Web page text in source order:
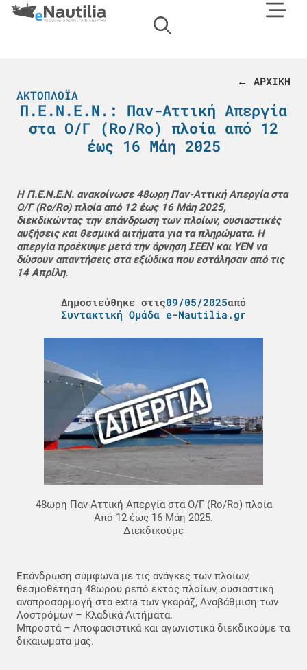
← ΑΡΧΙΚΗ
ΑΚΤΟΠΛΟΪΑ
Π.Ε.Ν.Ε.Ν.: Παν-Αττική Απεργία
στα Ο/Γ (Ro/Ro) πλοία από 12
έως 16 Μάη 2025
Η Π.Ε.Ν.Ε.Ν. ανακοίνωσε 48ωρη Παν-Αττική Απεργία στα
Ο/Γ (Ro/Ro) πλοία από 12 έως 16 Μάη 2025,
διεκδικώντας την επάνδρωση των πλοίων, ουσιαστικές
αυξήσεις και θεσμικά αιτήματα για τα πληρώματα. Η
απεργία προέκυψε μετά την άρνηση ΣΕΕΝ και ΥΕΝ να
δώσουν απαντήσεις στα εξώδικα που εστάλησαν από τις
14 Απρίλη.
Δημοσιεύθηκε στις09/05/2025από
Συντακτική Ομάδα e-Nautilia.gr
48ωρη Παν-Αττική Απεργία στα Ο/Γ (Ro/Ro) πλοία
Από 12 έως 16 Μάη 2025.
Διεκδικούμε
Επάνδρωση σύμφωνα με τις ανάγκες των πλοίων,
θεσμοθέτηση 48ωρου ρεπό εκτός πλοίων, ουσιαστική
αναπροσαρμογή στα extra των γκαράζ, Αναβάθμιση των
Λοστρόμων – Κλαδικά Αιτήματα.
Μπροστά – Αποφασιστικά και αγωνιστικά διεκδικούμε τα
δικαιώματα μας.